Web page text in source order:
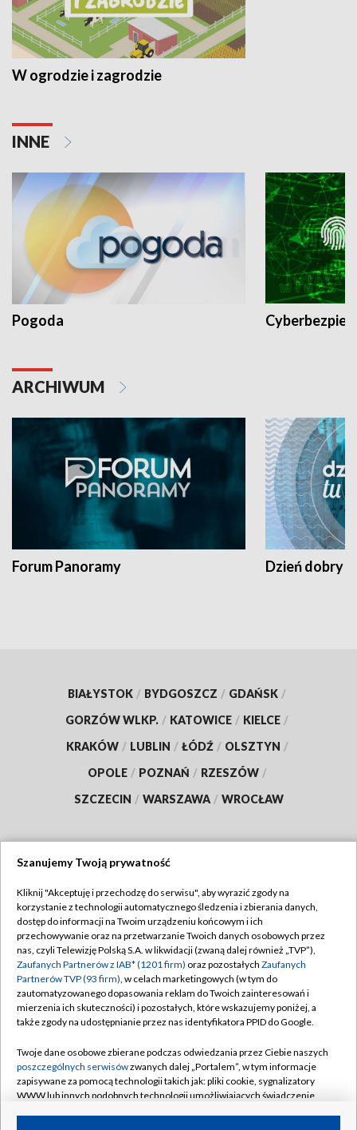
W ogrodzie i zagrodzie
INNE
Pogoda
ARCHIWUM
Forum Panoramy Dzień dobry
BIAŁYSTOK / BYDGOSZCZ / GDAŃSK /
GORZÓW WLKP. / KATOWICE / KIELCE /
KRAKÓW / LUBLIN / ŁÓDŹ / OLSZTYN /
OPOLE / POZNAŃ / RZESZÓW /
SZCZECIN / WARSZAWA / WROCŁAW
TVP
Abonament TVP
Emisja w TVP
Centrum informacji TVP
Naziemna Telewizja Cyfrowa
Rada Programowa
System NOS
Informacje o nadawcy
Regulamin TVP
Polityka prywatności
Moje zgody
Pomoc
Kontakt
Kanały
Szanujemy Twoją prywatność
Kliknij "Akceptuję i przechodzę do serwisu", aby wyrazić zgody na
korzystanie z technologii automatycznego śledzenia i zbierania danych,
dostęp do informacji na Twoim urządzeniu końcowym i ich
przechowywanie oraz na przetwarzanie Twoich danych osobowych przez
nas, czyli Telewizję Polską S.A. w likwidacji (zwaną dalej również „TVP”),
Zaufanych Partnerów z IAB* (1201 firm) oraz pozostałych Zaufanych
Partnerów TVP (93 firm), w celach marketingowych (w tym do
zautomatyzowanego dopasowania reklam do Twoich zainteresowań i
mierzenia ich skuteczności) i pozostałych, które wskazujemy poniżej, a
także zgody na udostępnianie przez nas identyfikatora PPID do Google.
Twoje dane osobowe zbierane podczas odwiedzania przez Ciebie naszych
poszczególnych serwisówzwanych dalej „Portalem”, w tym informacje
zapisywane za pomocą technologii takich jak: pliki cookie, sygnalizatory
WWW lub innych podobnych technologii umożliwiających świadczenie